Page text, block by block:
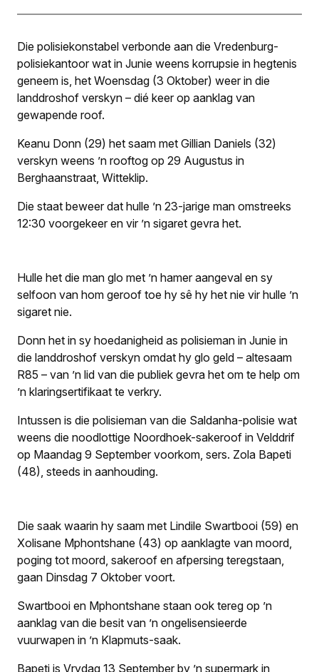
Die polisiekonstabel verbonde aan die Vredenburg-
polisiekantoor wat in Junie weens korrupsie in hegtenis
geneem is, het Woensdag (3 Oktober) weer in die
landdroshof verskyn – dié keer op aanklag van
gewapende roof.
Keanu Donn (29) het saam met Gillian Daniels (32)
verskyn weens ’n rooftog op 29 Augustus in
Berghaanstraat, Witteklip.
Die staat beweer dat hulle ’n 23-jarige man omstreeks
12:30 voorgekeer en vir ’n sigaret gevra het.
Hulle het die man glo met ’n hamer aangeval en sy
selfoon van hom geroof toe hy sê hy het nie vir hulle ’n
sigaret nie.
Donn het in sy hoedanigheid as polisieman in Junie in
die landdroshof verskyn omdat hy glo geld – altesaam
R85 – van ’n lid van die publiek gevra het om te help om
’n klaringsertifikaat te verkry.
Intussen is die polisieman van die Saldanha-polisie wat
weens die noodlottige Noordhoek-sakeroof in Velddrif
op Maandag 9 September voorkom, sers. Zola Bapeti
(48), steeds in aanhouding.
Die saak waarin hy saam met Lindile Swartbooi (59) en
Xolisane Mphontshane (43) op aanklagte van moord,
poging tot moord, sakeroof en afpersing teregstaan,
gaan Dinsdag 7 Oktober voort.
Swartbooi en Mphontshane staan ook tereg op ’n
aanklag van die besit van ’n ongelisensieerde
vuurwapen in ’n Klapmuts-saak.
Bapeti is Vrydag 13 September by ’n supermark in